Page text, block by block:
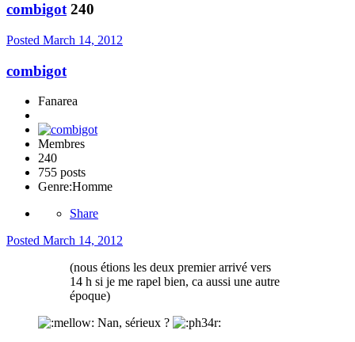
combigot 240
Posted March 14, 2012
combigot
Fanarea
Membres
240
755 posts
Genre:Homme
Share
Posted March 14, 2012
(nous étions les deux premier arrivé vers
14 h si je me rapel bien, ca aussi une autre
époque)
Nan, sérieux ?